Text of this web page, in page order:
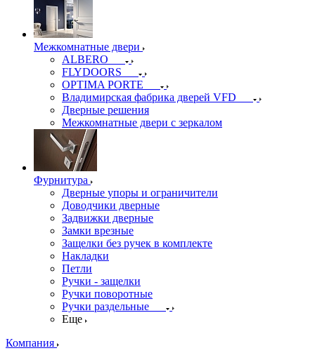
Межкомнатные двери
ALBERO
FLYDOORS
OPTIMA PORTE
Владимирская фабрика дверей VFD
Дверные решения
Межкомнатные двери c зеркалом
Фурнитура
Дверные упоры и ограничители
Доводчики дверные
Задвижки дверные
Замки врезные
Защелки без ручек в комплекте
Накладки
Петли
Ручки - защелки
Ручки поворотные
Ручки раздельные
Еще
Компания